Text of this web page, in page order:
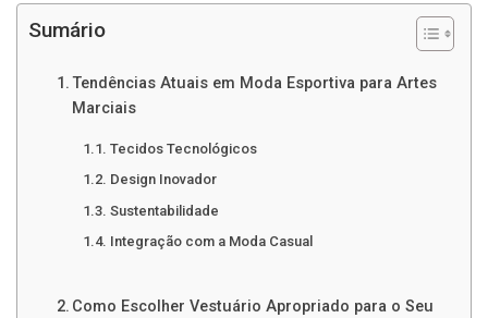
Sumário
Tendências Atuais em Moda Esportiva para Artes
Marciais
Tecidos Tecnológicos
Design Inovador
Sustentabilidade
Integração com a Moda Casual
Como Escolher Vestuário Apropriado para o Seu